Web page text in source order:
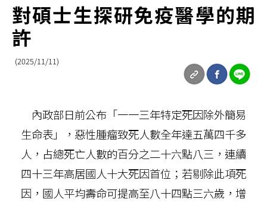
對碩士生探研免疫醫學的期
許
(2025/11/11)
內政部日前公布「一一三年特定死因除外簡易
生命表」，惡性腫瘤致死人數全年達五萬四千多
人，占總死亡人數的百分之二十六點八三，連續
四十三年高居國人十大死因首位；若剔除此項死
因，國人平均壽命可提高至八十四點三六歲，增